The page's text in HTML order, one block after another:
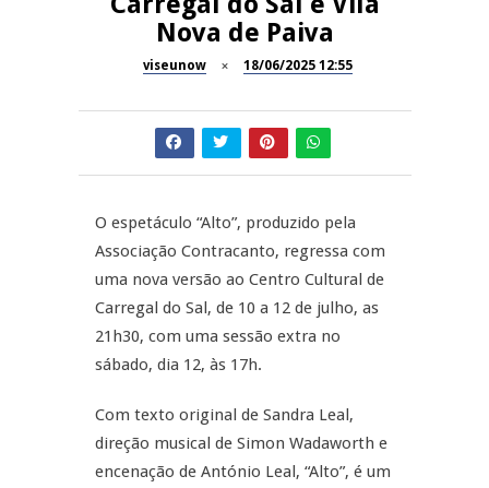
Now Opinião – Manuela
Antunes: Problemas nos
Exames Nacionais
Tradidanças em São Pedro do
JUIZ ESCLARECE
A Juiz Esclarece – Medidas a
Inauguração Loja do Cidadão
S.J. Pesqueira
Barrelas Summer Fest em Vila
Nova de Paiva
Nova de Paiva
viseunow 18/06/2025 12:55
O espetáculo “Alto”, produzido pela
Associação Contracanto, regressa com
uma nova versão ao Centro Cultural de
Carregal do Sal, de 10 a 12 de julho, as
21h30, com uma sessão extra no
sábado, dia 12, às 17h.
Com texto original de Sandra Leal,
direção musical de Simon Wadaworth e
encenação de António Leal, “Alto”, é um